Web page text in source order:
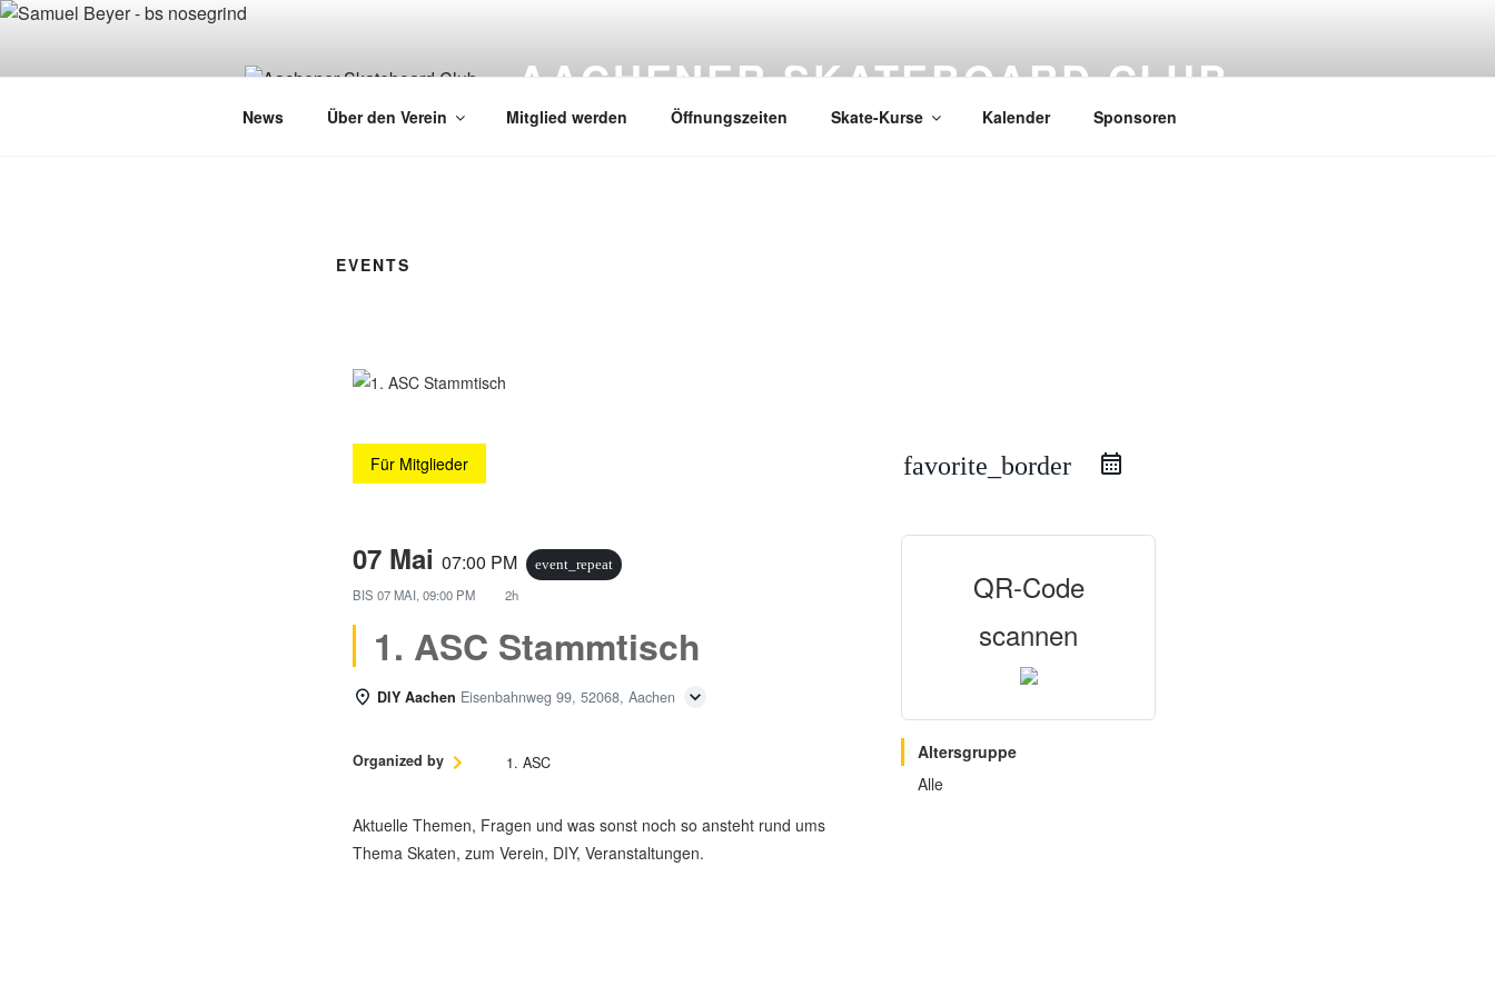
Zum
AACHENER SKATEBOARD CLUB
News Über den Verein Mitglied werden Öffnungszeiten Skate-Kurse Kalender Sponsoren
EVENTS
Für Mitglieder favorite_border
07 Mai 07:00 PM event_repeat
BIS 07 MAI, 09:00 PM 2h
1. ASC Stammtisch
DIY Aachen Eisenbahnweg 99, 52068, Aachen
Organized by 1. ASC
Aktuelle Themen, Fragen und was sonst noch so ansteht rund ums
Thema Skaten, zum Verein, DIY, Veranstaltungen.
QR-Code
scannen
Altersgruppe
Alle